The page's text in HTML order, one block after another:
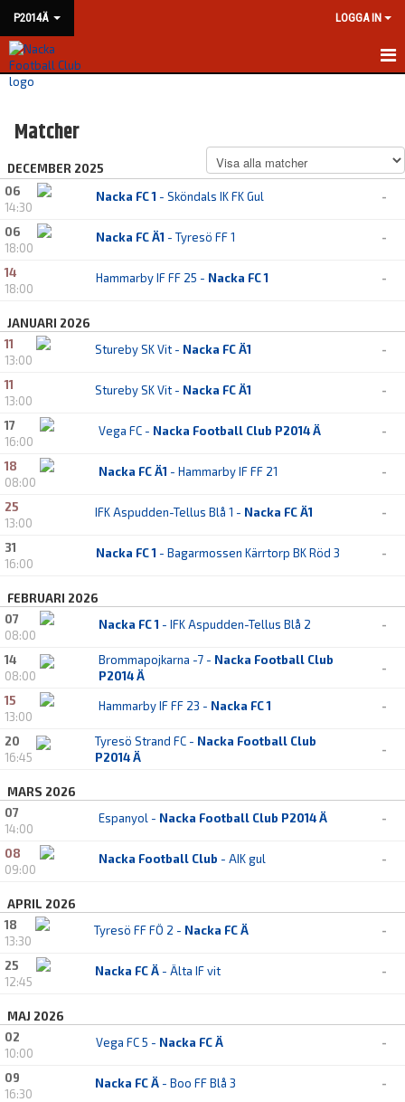
P2014Ä LOGGA IN
HEM
NYHETER
KALENDER
MATCHER
TRUPPEN
BILDGALLERI
DOKUMENT
KONTAKT
Matcher
DECEMBER 2025
06
14:30
Nacka FC 1 - Sköndals IK FK Gul -
06
18:00
Nacka FC Ä1 - Tyresö FF 1 -
14
18:00
Hammarby IF FF 25 - Nacka FC 1 -
JANUARI 2026
11
13:00
Stureby SK Vit - Nacka FC Ä1 -
11
13:00
Stureby SK Vit - Nacka FC Ä1 -
17
16:00
Vega FC - Nacka Football Club P2014 Ä -
18
08:00
Nacka FC Ä1 - Hammarby IF FF 21 -
25
13:00
IFK Aspudden-Tellus Blå 1 - Nacka FC Ä1 -
31
16:00
Nacka FC 1 - Bagarmossen Kärrtorp BK Röd 3 -
FEBRUARI 2026
07
08:00
Nacka FC 1 - IFK Aspudden-Tellus Blå 2 -
14
08:00
Brommapojkarna -7 - Nacka Football Club
P2014 Ä
-
15
13:00
Hammarby IF FF 23 - Nacka FC 1 -
20
16:45
Tyresö Strand FC - Nacka Football Club
P2014 Ä
-
MARS 2026
07
14:00
Espanyol - Nacka Football Club P2014 Ä -
08
09:00
Nacka Football Club - AIK gul -
APRIL 2026
18
13:30
Tyresö FF FÖ 2 - Nacka FC Ä -
25
12:45
Nacka FC Ä - Älta IF vit -
MAJ 2026
02
10:00
Vega FC 5 - Nacka FC Ä -
09
16:30
Nacka FC Ä - Boo FF Blå 3 -